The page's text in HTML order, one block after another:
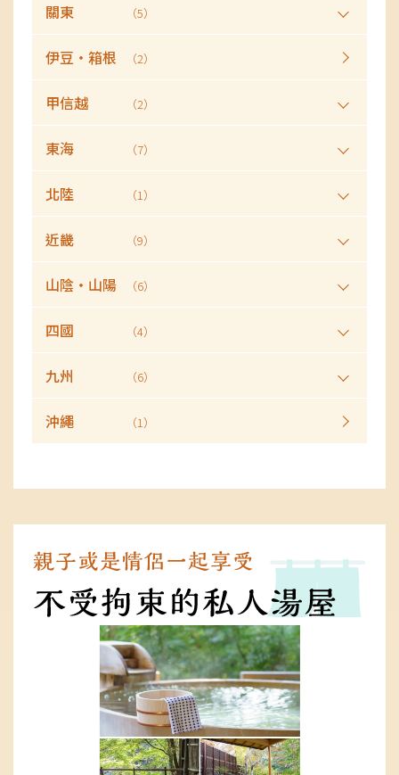
關東 （5）
伊豆・箱根 （2）
甲信越 （2）
東海 （7）
北陸 （1）
近畿 （9）
山陰・山陽 （6）
四國 （4）
九州 （6）
沖繩 （1）